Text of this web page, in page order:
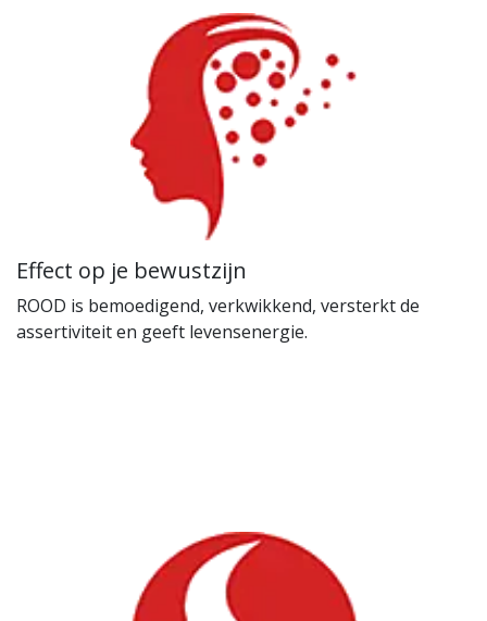
Effect op je bewustzijn
ROOD is bemoedigend, verkwikkend, versterkt de
assertiviteit en geeft levensenergie.